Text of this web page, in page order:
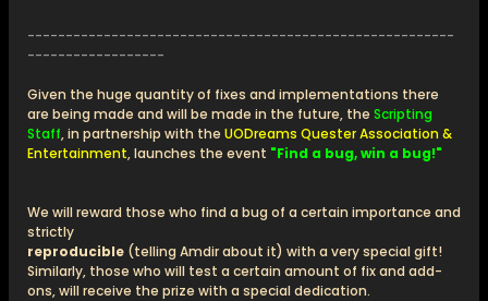
--------------------------------------------------------
------------------
Given the huge quantity of fixes and implementations there
are being made and will be made in the future, the Scripting
Staff, in partnership with the UODreams Quester Association &
Entertainment, launches the event "Find a bug, win a bug!"
We will reward those who find a bug of a certain importance and
strictly
reproducible (telling Amdir about it) with a very special gift!
Similarly, those who will test a certain amount of fix and add-
ons, will receive the prize with a special dedication.